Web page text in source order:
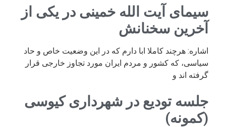
سیمای آیت الله خمینی در یکی از
آخرین سخنانش
اشاره: هرچند کاملا ابا دارم که در این وضعیت خاص و حاد
سیاسی، که کشور و مردم ایران مورد تجاوز خارجی قرار
گرفته اند و
جلسه تودیع در شهرداری کیوسی
(کمونه)